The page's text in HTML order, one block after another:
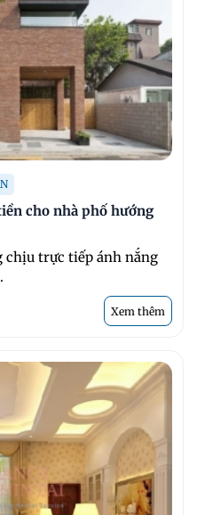
cho nhà phố hướng
chịu trực tiếp ánh nắng
Xem thêm